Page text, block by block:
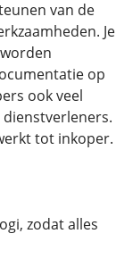
van de
Je
op
ook veel
tot inkoper.
zodat alles